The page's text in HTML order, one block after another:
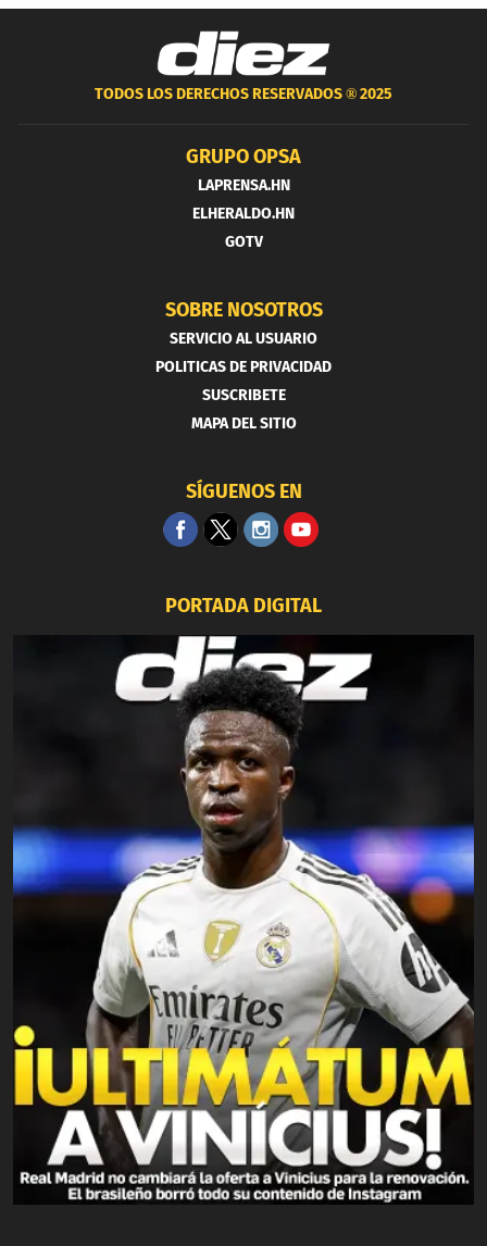
TODOS LOS DERECHOS RESERVADOS ®2025
GRUPO OPSA
LAPRENSA.HN
ELHERALDO.HN
GOTV
SOBRE NOSOTROS
SERVICIO AL USUARIO
POLITICAS DE PRIVACIDAD
SUSCRIBETE
MAPA DEL SITIO
SÍGUENOS EN
PORTADA DIGITAL